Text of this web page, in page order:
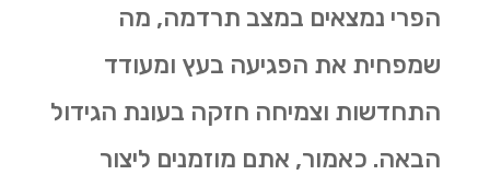
הפרי נמצאים במצב תרדמה, מה
שמפחית את הפגיעה בעץ ומעודד
התחדשות וצמיחה חזקה בעונת הגידול
הבאה. כאמור, אתם מוזמנים ליצור